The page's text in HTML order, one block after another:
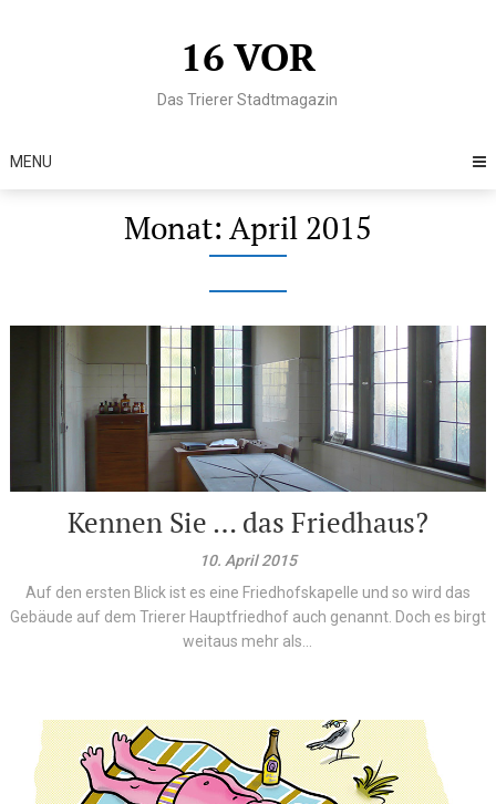
16 VOR
Das Trierer Stadtmagazin
MENU
Monat: April 2015
Kennen Sie … das Friedhaus?
10. April 2015
Auf den ersten Blick ist es eine Friedhofskapelle und so wird das
Gebäude auf dem Trierer Hauptfriedhof auch genannt. Doch es birgt
weitaus mehr als...